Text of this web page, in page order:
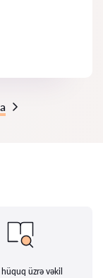
üzrə vəkil